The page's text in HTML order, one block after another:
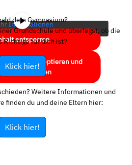
Informationen
entsperren
Service akzeptieren und
entsperren
dein Gymnasium?
Grundschule und überlegst, ob die
Richtige für dich ist?
Klick hier!
Weitere Informationen und
finden du und deine Eltern hier:
Klick hier!